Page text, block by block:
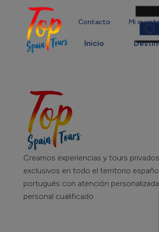
Contacto Mi
Inicio
Creamos experiencias y tours privados
exclusivos en todo el territorio
portugués con atención
personal cualificado